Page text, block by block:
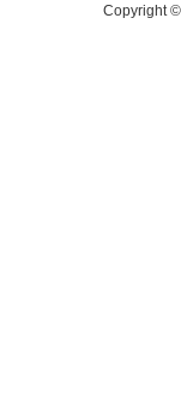
Copyright